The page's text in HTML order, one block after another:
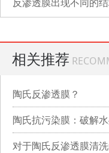
相关推荐
陶氏反渗透膜？
陶氏抗污染膜：破解
对于陶氏反渗透膜清